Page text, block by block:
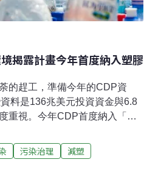
揭露計畫今年首度納入塑膠
的趕工，準備今年的CDP資
料是136兆美元投資資金與6.8
重視。今年CDP首度納入「塑
業被要求塑膠揭露 隨著全球
繳交碳費，甚至面臨訴訟，這
污染治理 減塑